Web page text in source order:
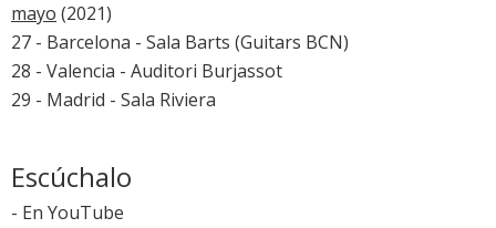
mayo (2021)
27 - Barcelona - Sala Barts (Guitars BCN)
28 - Valencia - Auditori Burjassot
29 - Madrid - Sala Riviera
Escúchalo
- En YouTube